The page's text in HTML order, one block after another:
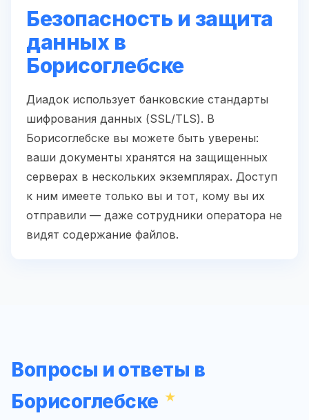
Безопасность и защита
данных в
Борисоглебске
Диадок использует банковские стандарты
шифрования данных (SSL/TLS). В
Борисоглебске вы можете быть уверены:
ваши документы хранятся на защищенных
серверах в нескольких экземплярах. Доступ
к ним имеете только вы и тот, кому вы их
отправили — даже сотрудники оператора не
видят содержание файлов.
Вопросы и ответы в
Борисоглебске